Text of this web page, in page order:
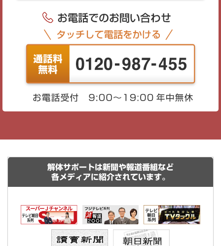
解体サポートは新聞や報道番組など
各メディアに紹介されています。